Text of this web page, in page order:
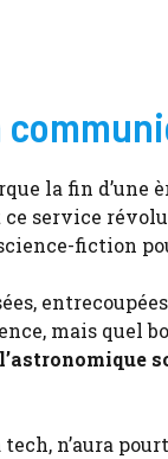
la fin d’une
service
fiction
entrecoupées
mais quel
l’astronomique
n’aura